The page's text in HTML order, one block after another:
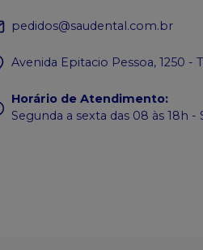
pedidos@saudental.com.br
Avenida Epitacio Pessoa, 1250 -
Horário de Atendimento:
Segunda a sexta das 08 às 18h -